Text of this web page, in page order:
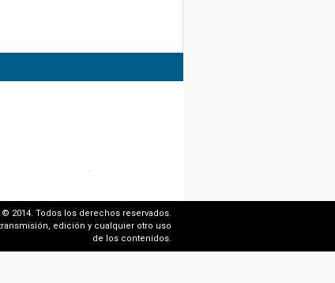
© 2014. Todos los derechos reservados.
edición y cualquier otro uso
de los contenidos.